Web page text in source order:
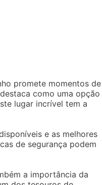
promete momentos de
como uma opção
lugar incrível tem a
e as melhores
de segurança podem
a importância da